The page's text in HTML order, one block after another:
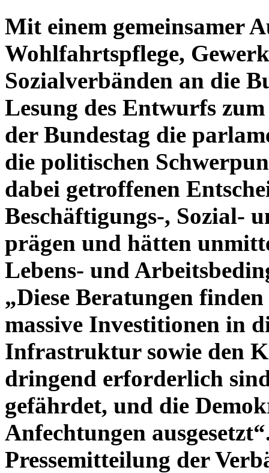
Mit einem gemeinsamer
Wohlfahrtspflege,
Sozialverbänden an die
Lesung des Entwurfs
der Bundestag die
die politischen
dabei getroffenen
Beschäftigungs-, Sozial-
prägen und hätten
Lebens- und
„Diese Beratungen
massive Investitionen in
Infrastruktur sowie den
dringend erforderlich
gefährdet, und die
Anfechtungen
Pressemitteilung der